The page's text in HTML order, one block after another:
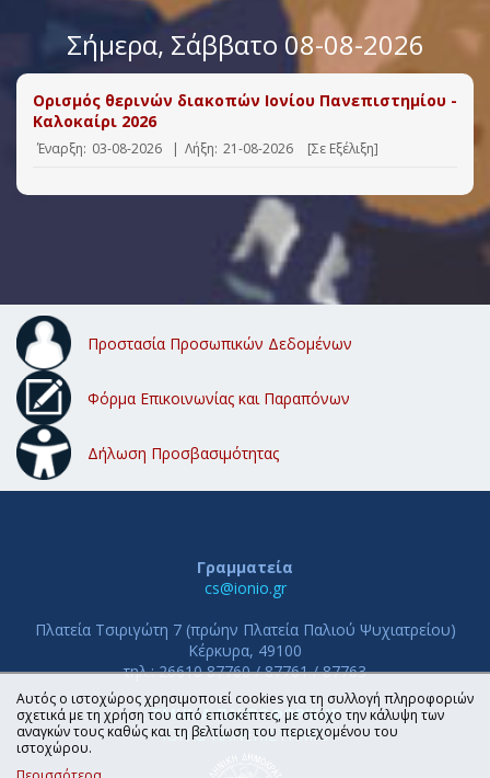
Σήμερα, Σάββατο 08-08-2026
Ορισμός θερινών διακοπών Ιονίου Πανεπιστημίου -
Καλοκαίρι 2026
Έναρξη: 03-08-2026 | Λήξη: 21-08-2026 [Σε Εξέλιξη]
Προστασία Προσωπικών Δεδομένων
Φόρμα Επικοινωνίας και Παραπόνων
Δήλωση Προσβασιμότητας
Γραμματεία
cs@ionio.gr
Πλατεία Τσιριγώτη 7 (πρώην Πλατεία Παλιού Ψυχιατρείου)
Κέρκυρα, 49100
τηλ.: 26610 87760 / 87761 / 87763
ΤΜΗΜΑ ΠΛΗΡΟΦΟΡΙΚΗΣ
ΙΟΝΙΟ ΠΑΝΕΠΙΣΤΗΜΙΟ
Αυτός ο ιστοχώρος χρησιμοποιεί cookies για τη συλλογή πληροφοριών
σχετικά με τη χρήση του από επισκέπτες, με στόχο την κάλυψη των
αναγκών τους καθώς και τη βελτίωση του περιεχομένου του
ιστοχώρου.